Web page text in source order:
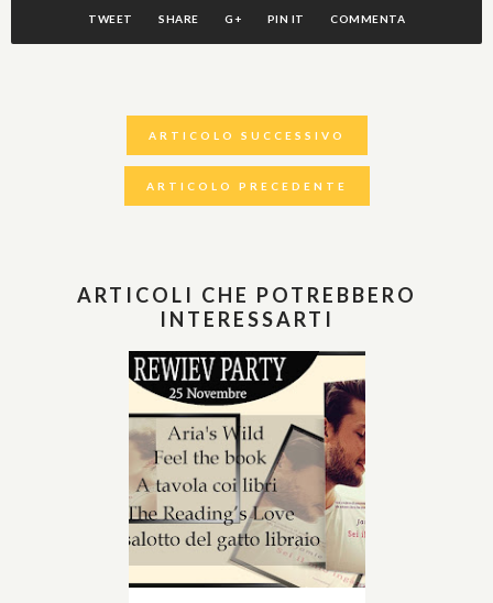
TWEET SHARE G+ PIN IT COMMENTA
ARTICOLO SUCCESSIVO
ARTICOLO PRECEDENTE
ARTICOLI CHE POTREBBERO
INTERESSARTI